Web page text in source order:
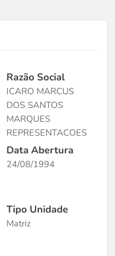
Razão Social
ICARO MARCUS
DOS SANTOS
MARQUES
REPRESENTACOES
Data Abertura
24/08/1994
Tipo Unidade
Matriz